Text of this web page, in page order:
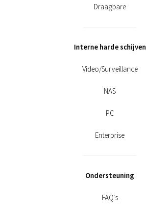
Draagbare
Interne harde schijven
Video/Surveillance
NAS
PC
Enterprise
Ondersteuning
FAQ’s